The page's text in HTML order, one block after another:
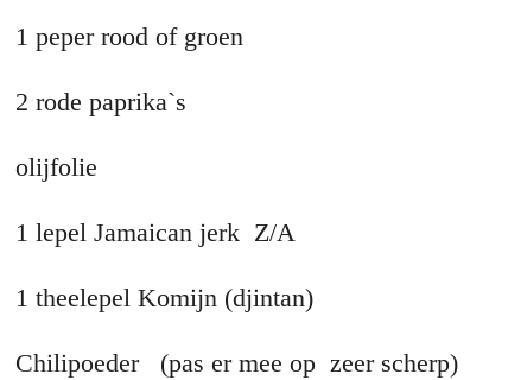
1 peper rood of groen
2 rode paprika`s
olijfolie
1 lepel Jamaican jerk Z/A
1 theelepel Komijn (djintan)
Chilipoeder (pas er mee op zeer scherp)